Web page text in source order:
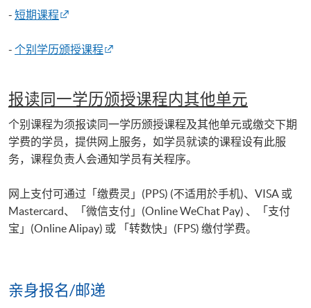
- 短期课程
- 个别学历颁授课程
报读同一学历颁授课程内其他单元
个别课程为须报读同一学历颁授课程及其他单元或缴交下期
学费的学员，提供网上服务，如学员就读的课程设有此服
务，课程负责人会通知学员有关程序。
网上支付可通过「缴费灵」(PPS) (不适用於手机)、VISA 或
Mastercard、「微信支付」(Online WeChat Pay) 、「支付
宝」(Online Alipay) 或 「转数快」(FPS) 缴付学费。
亲身报名/邮递